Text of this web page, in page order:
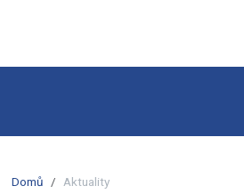
Domů Aktuality